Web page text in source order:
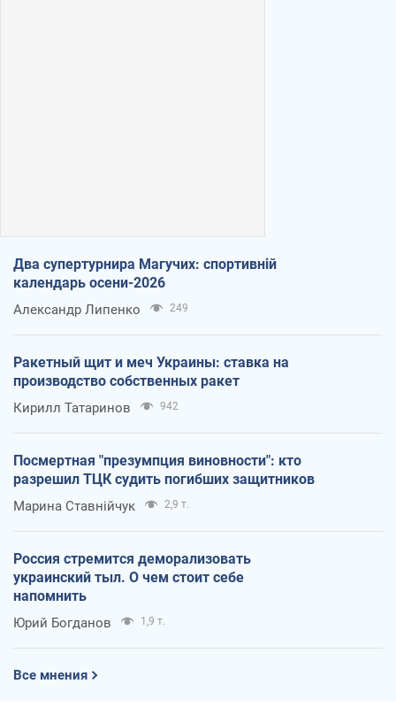
Два супертурнира Магучих: спортивній
календарь осени-2026
Александр Липенко 249
Ракетный щит и меч Украины: ставка на
производство собственных ракет
Кирилл Татаринов 942
Посмертная "презумпция виновности": кто
разрешил ТЦК судить погибших защитников
Марина Ставнійчук 2,9 т.
Россия стремится деморализовать
украинский тыл. О чем стоит себе
напомнить
Юрий Богданов 1,9 т.
Все мнения